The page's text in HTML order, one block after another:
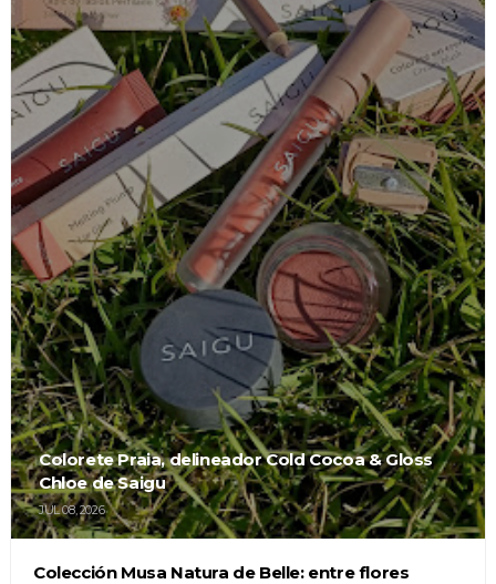
Colorete Praia, delineador Cold Cocoa & Gloss
Chloe de Saigu
JUL 08, 2026
Colección Musa Natura de Belle: entre flores